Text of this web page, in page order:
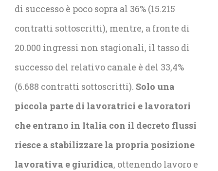
di successo è poco sopra al 36% (15.215
contratti sottoscritti), mentre, a fronte di
20.000 ingressi non stagionali, il tasso di
successo del relativo canale è del 33,4%
(6.688 contratti sottoscritti). Solo una
piccola parte di lavoratrici e lavoratori
che entrano in Italia con il decreto flussi
riesce a stabilizzare la propria posizione
lavorativa e giuridica, ottenendo lavoro e